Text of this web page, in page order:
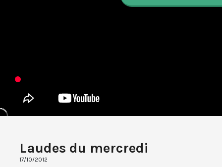
Laudes du mercredi
17/10/2012